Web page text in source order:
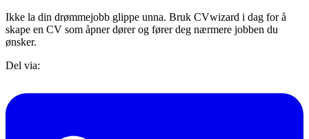
Ikke la din drømmejobb glippe unna. Bruk CVwizard i dag for å
skape en CV som åpner dører og fører deg nærmere jobben du
ønsker.
Del via: